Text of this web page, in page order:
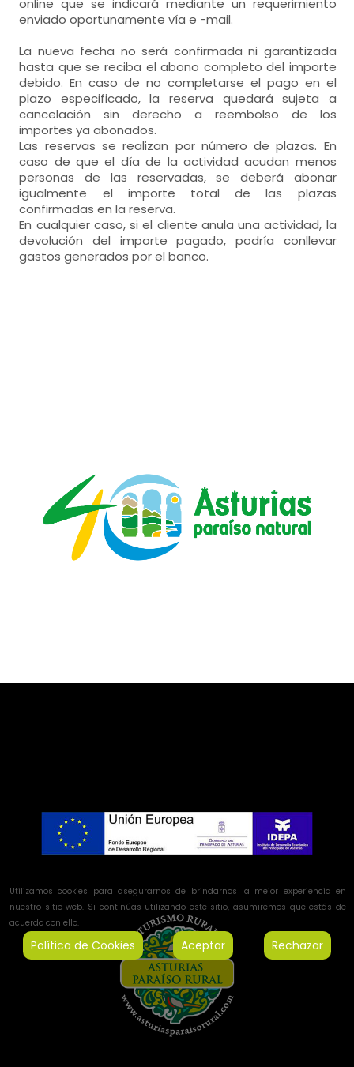
online que se indicará mediante un requerimiento
enviado oportunamente vía e -mail.
La nueva fecha no será confirmada ni garantizada
hasta que se reciba el abono completo del importe
debido. En caso de no completarse el pago en el
plazo especificado, la reserva quedará sujeta a
cancelación sin derecho a reembolso de los
importes ya abonados.
Las reservas se realizan por número de plazas. En
caso de que el día de la actividad acudan menos
personas de las reservadas, se deberá abonar
igualmente el importe total de las plazas
confirmadas en la reserva.
En cualquier caso, si el cliente anula una actividad, la
devolución del importe pagado, podría conllevar
gastos generados por el banco.
Utilizamos cookies para asegurarnos de brindarnos la mejor experiencia en
nuestro sitio web. Si continúas utilizando este sitio, asumiremos que estás de
acuerdo con ello.
Política de Cookies Aceptar Rechazar